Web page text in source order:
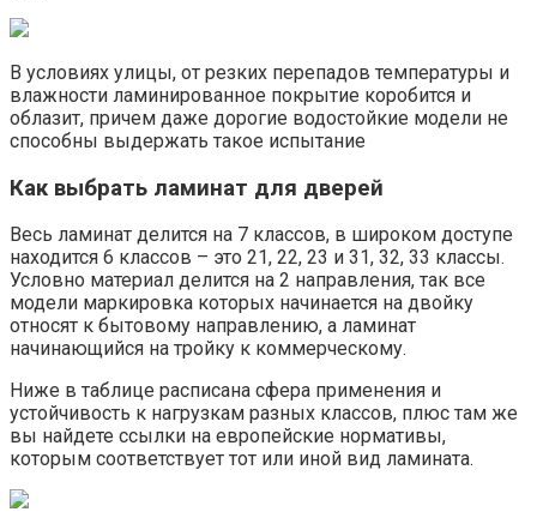
В условиях улицы, от резких перепадов температуры и
влажности ламинированное покрытие коробится и
облазит, причем даже дорогие водостойкие модели не
способны выдержать такое испытание
Как выбрать ламинат для дверей
Весь ламинат делится на 7 классов, в широком доступе
находится 6 классов – это 21, 22, 23 и 31, 32, 33 классы.
Условно материал делится на 2 направления, так все
модели маркировка которых начинается на двойку
относят к бытовому направлению, а ламинат
начинающийся на тройку к коммерческому.
Ниже в таблице расписана сфера применения и
устойчивость к нагрузкам разных классов, плюс там же
вы найдете ссылки на европейские нормативы,
которым соответствует тот или иной вид ламината.